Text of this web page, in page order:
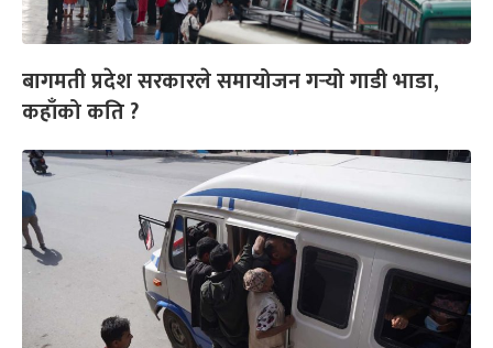
बागमती प्रदेश सरकारले समायोजन गर्‍यो गाडी भाडा,
कहाँको कति ?